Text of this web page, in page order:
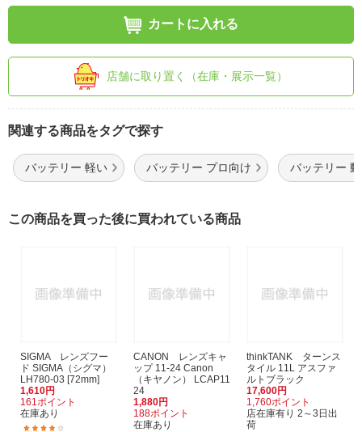
カートに入れる
店舗に取り置く（在庫・展示一覧）
関連する商品をタグで探す
バッテリー 軽い バッテリー プロ向け バッテリー
この商品を買った後に買われている商品
SIGMA レンズフー
ド SIGMA（シグマ）
LH780-03 [72mm]
1,610円
161ポイント
在庫あり
CANON レンズキャ
ップ 11-24 Canon
（キヤノン） LCAP11
24
1,880円
188ポイント
在庫あり
thinkTANK ターンス
タイル 11L アスファ
ルトブラック
17,600円
1,760ポイント
店在庫有り 2～3日出
荷